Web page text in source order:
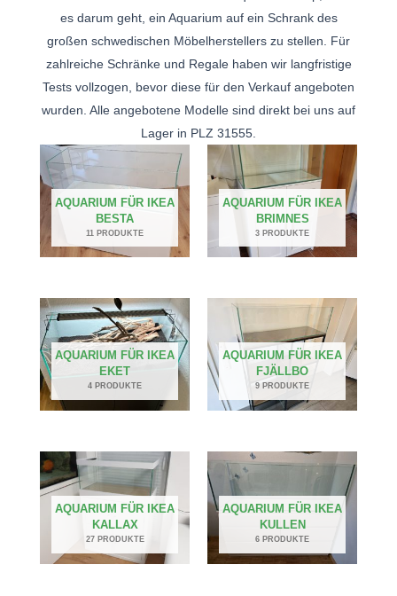
es darum geht, ein Aquarium auf ein Schrank des
großen schwedischen Möbelherstellers zu stellen. Für
zahlreiche Schränke und Regale haben wir langfristige
Tests vollzogen, bevor diese für den Verkauf angeboten
wurden. Alle angebotene Modelle sind direkt bei uns auf
Lager in PLZ 31555.
AQUARIUM FÜR IKEA
BESTA
11 PRODUKTE
AQUARIUM FÜR IKEA
BRIMNES
3 PRODUKTE
AQUARIUM FÜR IKEA
EKET
4 PRODUKTE
AQUARIUM FÜR IKEA
FJÄLLBO
9 PRODUKTE
AQUARIUM FÜR IKEA
KALLAX
27 PRODUKTE
AQUARIUM FÜR IKEA
KULLEN
6 PRODUKTE